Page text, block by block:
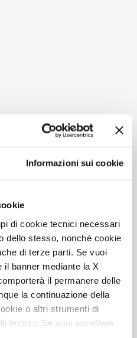
Informazioni sui cookie
di cookie tecnici necessari
dello stesso, nonché cookie
di terze parti. Se vuoi
il banner mediante la X
il permanere delle
la continuazione della
o altri strumenti di
tecnici. Se vuoi accettare
84 M
90 M